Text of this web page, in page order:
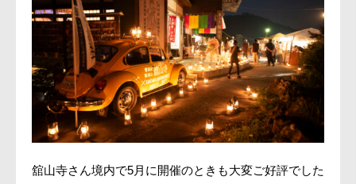
舘山寺さん境内で5月に開催のときも大変ご好評でした